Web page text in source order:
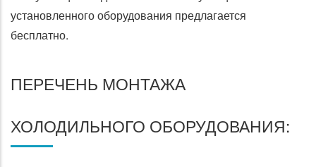
установленного оборудования предлагается
бесплатно.
ПЕРЕЧЕНЬ МОНТАЖА
ХОЛОДИЛЬНОГО ОБОРУДОВАНИЯ: